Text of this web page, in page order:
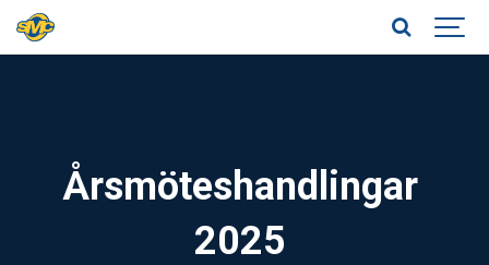
Årsmöteshandlingar
2025